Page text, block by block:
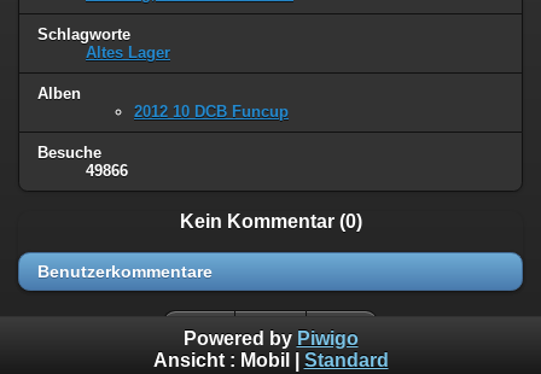
Schlagworte
Altes Lager
Alben
2012 10 DCB Funcup
Besuche
49866
Kein Kommentar (0)
Benutzerkommentare
Powered by Piwigo
Ansicht : Mobil Standard